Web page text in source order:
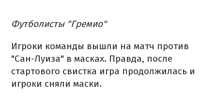
Футболисты "Гремио"
Игроки команды вышли на матч против
"Сан-Луиза" в масках. Правда, после
стартового свистка игра продолжилась и
игроки сняли маски.